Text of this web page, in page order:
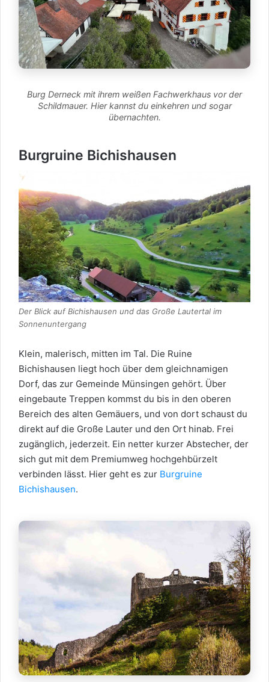
Burg Derneck mit ihrem weißen Fachwerkhaus vor der
Schildmauer. Hier kannst du einkehren und sogar
übernachten.
Burgruine Bichishausen
Der Blick auf Bichishausen und das Große Lautertal im
Sonnenuntergang
Klein, malerisch, mitten im Tal. Die Ruine
Bichishausen liegt hoch über dem gleichnamigen
Dorf, das zur Gemeinde Münsingen gehört. Über
eingebaute Treppen kommst du bis in den oberen
Bereich des alten Gemäuers, und von dort schaust du
direkt auf die Große Lauter und den Ort hinab. Frei
zugänglich, jederzeit. Ein netter kurzer Abstecher, der
sich gut mit dem Premiumweg hochgehbürzelt
verbinden lässt. Hier geht es zur Burgruine
Bichishausen.